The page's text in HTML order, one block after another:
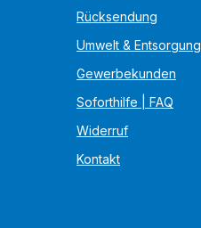
Rücksendung
Umwelt & Entsorgung
Gewerbekunden
Soforthilfe | FAQ
Widerruf
Kontakt